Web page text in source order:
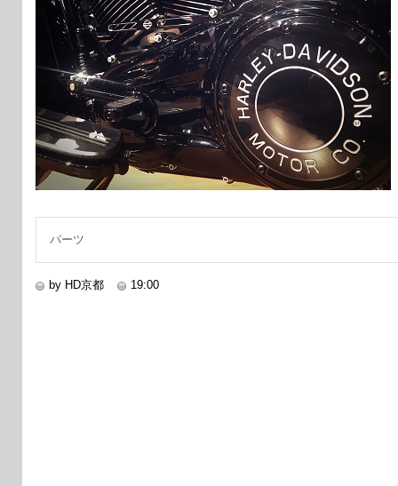
パーツ
by HD京都 19:00